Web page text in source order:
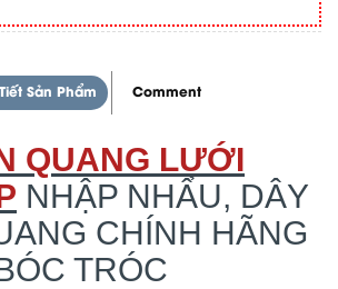
Sản Phẩm Comment
QUANG LƯỚI
NHẬP NHẨU, DÂY
CHÍNH HÃNG
TRÓC